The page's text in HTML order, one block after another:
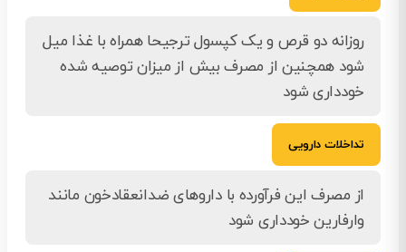
روزانه دو قرص و یک کپسول ترجیحا همراه با غذا میل
شود همچنین از مصرف بیش از میزان توصیه شده
خودداری شود
تداخلات دارویی
از مصرف این فرآورده با داروهای ضدانعقادخون مانند
وارفارین خودداری شود